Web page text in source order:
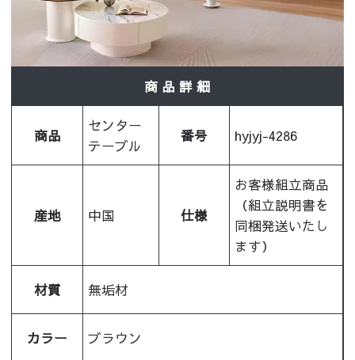
商 品 詳 細
商品
センター
テーブル
番号 hyjyj-4286
産地 中国 仕様
お客様組立商品
（組立説明書を
同梱発送いたし
ます）
材質 無垢材
カラー ブラウン